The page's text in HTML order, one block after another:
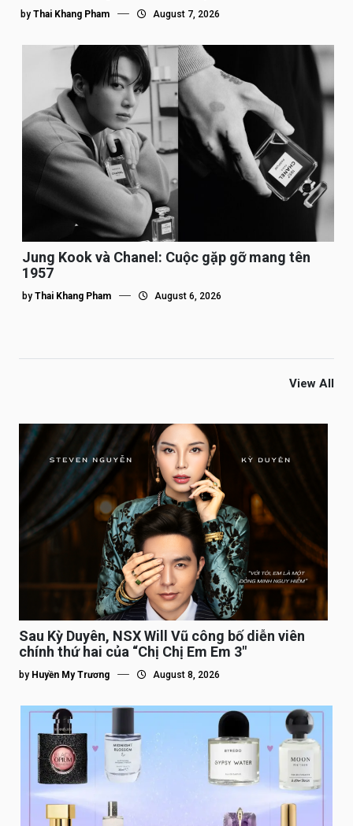
by Thai Khang Pham August 7, 2026
Jung Kook và Chanel: Cuộc gặp gỡ mang tên
1957
by Thai Khang Pham August 6, 2026
View All
Sau Kỳ Duyên, NSX Will Vũ công bố diễn viên
chính thứ hai của “Chị Chị Em Em 3″
by Huyền My Trương August 8, 2026